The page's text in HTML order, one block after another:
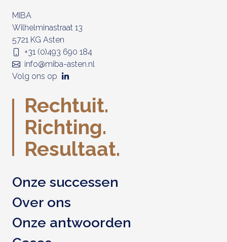
MIBA
Wilhelminastraat 13
5721 KG Asten
+31 (0)493 690 184
info@miba-asten.nl
Volg ons op
Rechtuit.
Richting.
Resultaat.
Onze successen
Over ons
Onze antwoorden